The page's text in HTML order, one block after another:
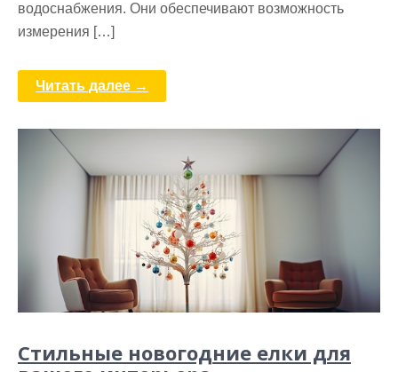
водоснабжения. Они обеспечивают возможность
измерения […]
Читать далее →
Стильные новогодние елки для